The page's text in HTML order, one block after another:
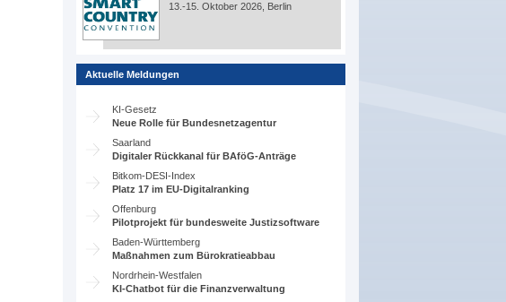
13.-15. Oktober 2026, Berlin
Aktuelle Meldungen
KI-Gesetz
Neue Rolle für Bundesnetzagentur
Saarland
Digitaler Rückkanal für BAföG-Anträge
Bitkom-DESI-Index
Platz 17 im EU-Digitalranking
Offenburg
Pilotprojekt für bundesweite Justizsoftware
Baden-Württemberg
Maßnahmen zum Bürokratieabbau
Nordrhein-Westfalen
KI-Chatbot für die Finanzverwaltung